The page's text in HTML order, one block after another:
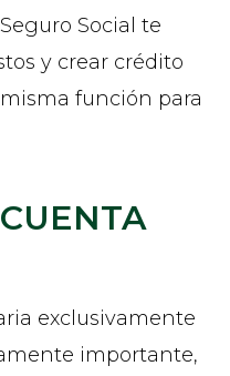
Social te
y crear crédito
función para
exclusivamente
importante,